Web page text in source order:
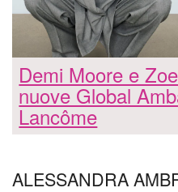
Demi Moore e
nuove Global
Lancôme
ALESSANDRA